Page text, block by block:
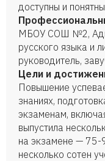
доступны и
МБОУ СОШ №2,
русского языка и
руководитель,
Цели и
Повышение
знаниях,
экзаменам,
выпустила
на экзамене — 75-
несколько сотен